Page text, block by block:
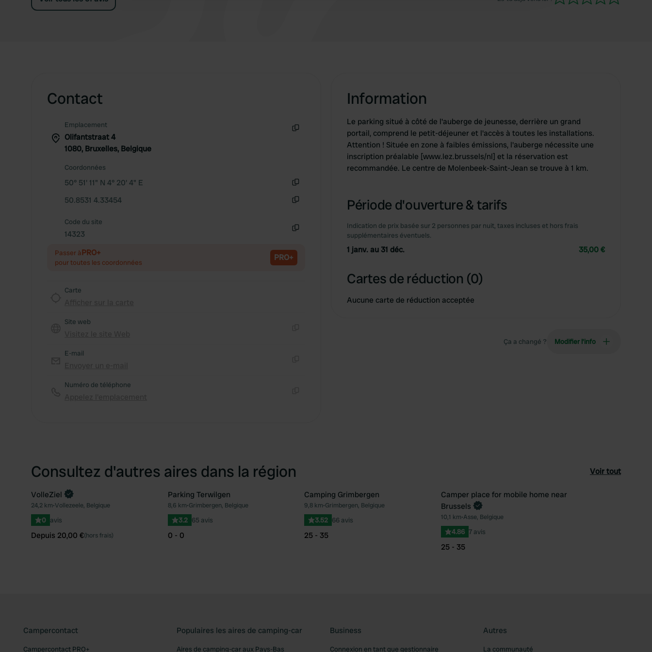
Contact
Emplacement
Olifantstraat 4
1080, Bruxelles, Belgique
Coordonnées
50° 51' 11" N 4° 20' 4" E
50.8531 4.33454
Code du site
14323
Passer àPRO+
pour toutes les coordonnées PRO+
Carte
Site web
E-mail
Numéro de téléphone
Information
Le parking situé à côté de l'auberge de jeunesse, derrière un grand
portail, comprend le petit-déjeuner et l'accès à toutes les installations.
Attention ! Située en zone à faibles émissions, l'auberge nécessite une
inscription préalable [www.lez.brussels/nl] et la réservation est
recommandée. Le centre de Molenbeek-Saint-Jean se trouve à 1 km.
Période d'ouverture & tarifs
Indication de prix basée sur 2 personnes par nuit, taxes incluses et hors frais
supplémentaires éventuels.
1 janv. au 31 déc. 35,00 €
Cartes de réduction (0)
Aucune carte de réduction acceptée
Ça a changé ? Modifier l’info
Consultez d'autres aires dans la région Voir tout
Préféré
Reserve maintenant
VolleZiel
24,2 km•Vollezeele, Belgique
0 avis
Depuis 20,00 €(hors frais)
Préféré
Parking Terwilgen
8,6 km•Grimbergen, Belgique
3.2 65 avis
0 - 0
Préféré
Camping Grimbergen
9,8 km•Grimbergen, Belgique
3.52 66 avis
25 - 35
Reserve maintenant
Camper place for mobile home near
Brussels
10,1 km•Asse, Belgique
4.86 7 avis
25 - 35
Campercontact
Campercontact PRO+
Populaires les aires de camping-car
Aires de camping-car aux Pays-Bas
Business
Connexion en tant que gestionnaire
Autres
La communauté